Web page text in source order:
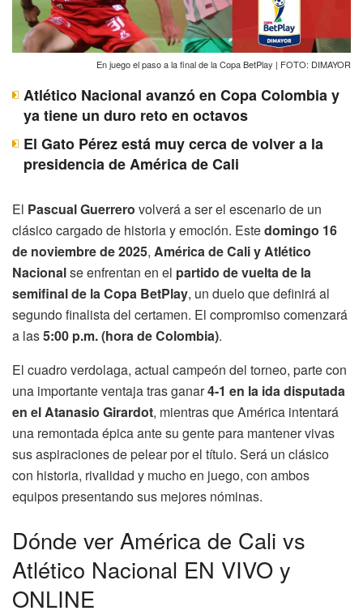
En juego el paso a la final de la Copa BetPlay | FOTO: DIMAYOR
Atlético Nacional avanzó en Copa Colombia y
ya tiene un duro reto en octavos
El Gato Pérez está muy cerca de volver a la
presidencia de América de Cali
El Pascual Guerrero volverá a ser el escenario de un
clásico cargado de historia y emoción. Estedomingo 16
de noviembre de 2025, América de Cali y Atlético
Nacionalse enfrentan en el partido de vuelta de la
semifinal de la Copa BetPlay, un duelo que definirá al
segundo finalista del certamen. El compromiso comenzará
a las5:00 p.m. (hora de Colombia).
El cuadro verdolaga, actual campeón del torneo, parte con
una importante ventaja tras ganar4-1 en la ida disputada
en el Atanasio Girardot, mientras que América intentará
una remontada épica ante su gente para mantener vivas
sus aspiraciones de pelear por el título. Será un clásico
con historia, rivalidad y mucho en juego, con ambos
equipos presentando sus mejores nóminas.
Dónde ver América de Cali vs
Atlético Nacional EN VIVO y
ONLINE